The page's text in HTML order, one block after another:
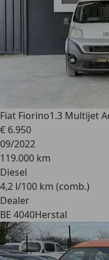
Fiat Fiorino1.3 Multijet
€ 6.950
09/2022
119.000 km
Diesel
4,2 l/100 km (comb.)
Dealer
BE 4040Herstal